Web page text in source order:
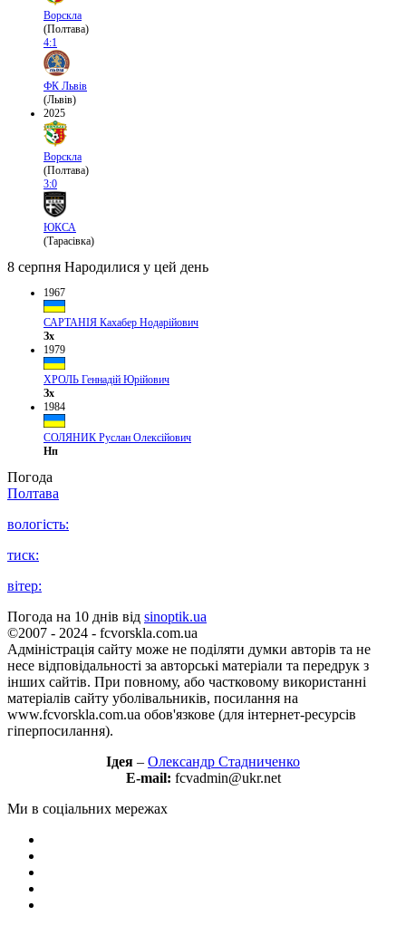
Ворскла
(Полтава)
4:1
ФК Львів
(Львів)
2025
Ворскла
(Полтава)
3:0
ЮКСА
(Тарасівка)
8 серпня Народилися у цей день
1967
САРТАНІЯ Кахабер Нодарійович
Зх
1979
ХРОЛЬ Геннадій Юрійович
Зх
1984
СОЛЯНИК Руслан Олексійович
Нп
Погода
Полтава
вологість:
тиск:
вітер:
Погода на 10 днів від sinoptik.ua
©2007 - 2024 - fcvorskla.com.ua
Адміністрація сайту може не поділяти думки авторів та не
несе відповідальності за авторські матеріали та передрук з
інших сайтів. При повному, або частковому використанні
матеріалів сайту уболівальників, посилання на
www.fcvorskla.com.ua обов'язкове (для інтернет-ресурсів
гіперпосилання).
Ідея – Олександр Стадниченко
E-mail: fcvadmin@ukr.net
Ми в соціальних мережах